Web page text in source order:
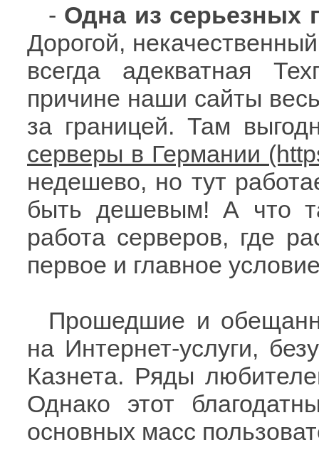
- Одна из серьезных
Дорогой,
всегда адекватная
причине наши сайты
за границей. Там
серверы в Германии
недешево, но тут
быть дешевым! А что
работа серверов, где
первое и главное
Прошедшие и
на Интернет-услуги,
Казнета. Ряды
Однако этот
основных масс